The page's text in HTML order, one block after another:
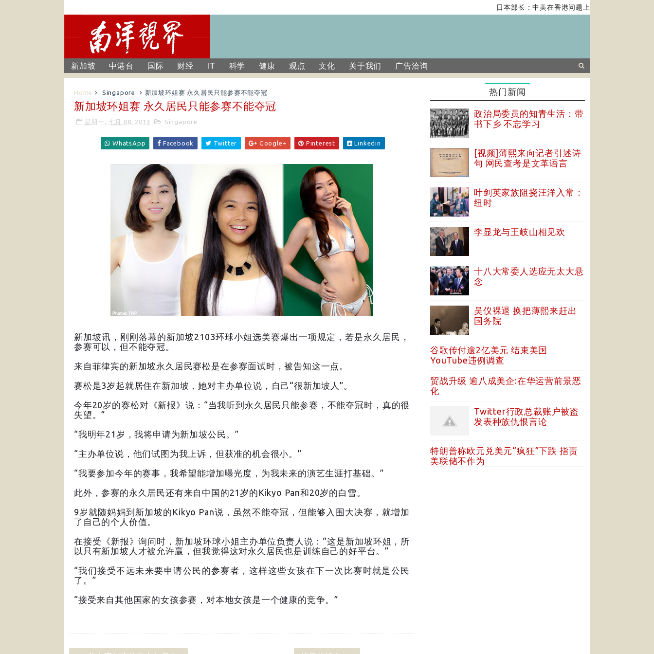
日本部长：中美在香港问题上的紧张关系对全球经
新加坡 中港台 国际 财经 IT 科学 健康 观点 文化 关于我们 广告洽询
Home Singapore 新加坡环姐赛 永久居民只能参赛不能夺冠
新加坡环姐赛 永久居民只能参赛不能夺冠
星期一, 七月 08, 2013 Singapore
WhatsApp Facebook Twitter Google+ Pinterest Linkedin
新加坡讯，刚刚落幕的新加坡2103环球小姐选美赛爆出一项规定，若是永久居民，
参赛可以，但不能夺冠。
来自菲律宾的新加坡永久居民赛松是在参赛面试时，被告知这一点。
赛松是3岁起就居住在新加坡，她对主办单位说，自己“很新加坡人”。
今年20岁的赛松对《新报》说：“当我听到永久居民只能参赛，不能夺冠时，真的很
失望。”
“我明年21岁，我将申请为新加坡公民。”
“主办单位说，他们试图为我上诉，但获准的机会很小。”
“我要参加今年的赛事，我希望能增加曝光度，为我未来的演艺生涯打基础。”
此外，参赛的永久居民还有来自中国的21岁的Kikyo Pan和20岁的白雪。
9岁就随妈妈到新加坡的Kikyo Pan说，虽然不能夺冠，但能够入围大决赛，就增加
了自己的个人价值。
在接受《新报》询问时，新加坡环球小姐主办单位负责人说：“这是新加坡环姐，所
以只有新加坡人才被允许赢，但我觉得这对永久居民也是训练自己的好平台。”
“我们接受不远未来要申请公民的参赛者，这样这些女孩在下一次比赛时就是公民
了。”
“接受来自其他国家的女孩参赛，对本地女孩是一个健康的竞争。”
热门新闻
政治局委员的知青生活：带
书下乡 不忘学习
[视频]薄熙来向记者引述诗
句 网民查考是文革语言
叶剑英家族阻挠汪洋入常：
纽时
李显龙与王岐山相见欢
十八大常委人选应无太大悬
念
吴仪裸退 换把薄熙来赶出
国务院
谷歌传付逾2亿美元 结束美国
YouTube违例调查
贸战升级 逾八成美企:在华运营前景恶
化
Twitter行政总裁账户被盗
发表种族仇恨言论
特朗普称欧元兑美元“疯狂”下跌 指责
美联储不作为